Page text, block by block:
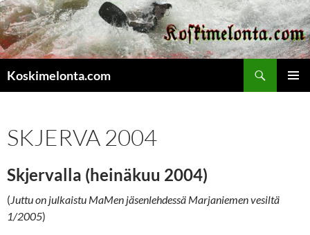
Koskimelonta.com
SKJERVA 2004
Skjervalla (heinäkuu 2004)
(Juttu on julkaistu MaMen jäsenlehdessä Marjaniemen vesiltä
1/2005)